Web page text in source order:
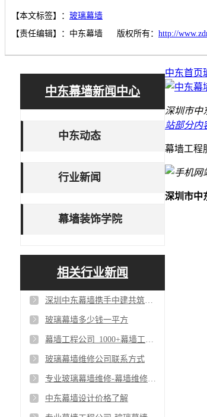
【本文标签】： 玻璃幕墙
【责任编辑】： 中东幕墙 版权所有： http://
中东幕墙新闻中心
中东动态
行业新闻
幕墙装饰学院
相关行业新闻
深圳中东幕墙携手中建共筑单元式幕墙工程_争创一流幕墙工程公司
玻璃幕墙多少钱一平方
幕墙工程公司_1000+幕墙工程客户案例
玻璃幕墙维修公司联系方式
专业玻璃幕墙维修-幕墙维修维保-幕墙维修换玻璃
中东幕墙设计价格了解
中东首页
深圳市中
站部分内
幕墙工程
深圳市中